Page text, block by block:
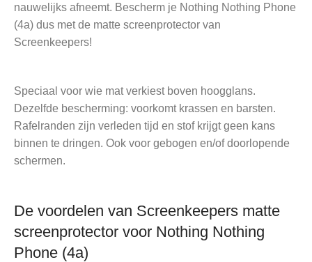
nauwelijks afneemt. Bescherm je Nothing Nothing Phone
(4a) dus met de matte screenprotector van
Screenkeepers!
Speciaal voor wie mat verkiest boven hoogglans.
Dezelfde bescherming: voorkomt krassen en barsten.
Rafelranden zijn verleden tijd en stof krijgt geen kans
binnen te dringen. Ook voor gebogen en/of doorlopende
schermen.
De voordelen van Screenkeepers matte
screenprotector voor Nothing Nothing
Phone (4a)